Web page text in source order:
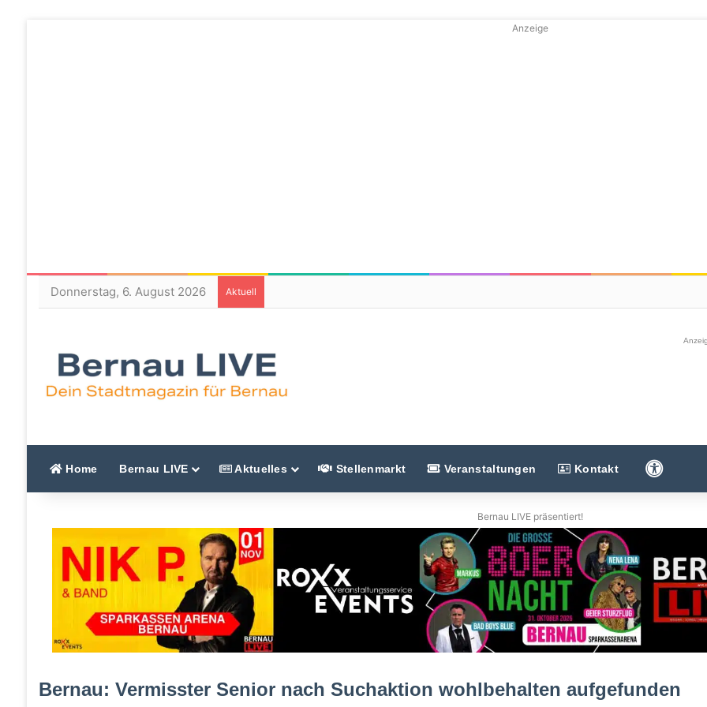
Anzeige
Donnerstag, 6. August 2026 Aktuell
Home Bernau LIVE Aktuelles Stellenmarkt Veranstaltungen Kontakt
Bernau LIVE präsentiert!
Bernau: Vermisster Senior nach Suchaktion wohlbehalten aufgefunden